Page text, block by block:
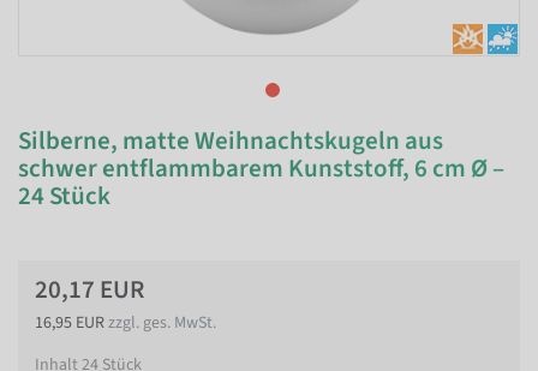
Silberne, matte Weihnachtskugeln aus
schwer entflammbarem Kunststoff, 6 cm Ø –
24 Stück
20,17 EUR
16,95 EURzzgl. ges. MwSt.
Inhalt24 Stück